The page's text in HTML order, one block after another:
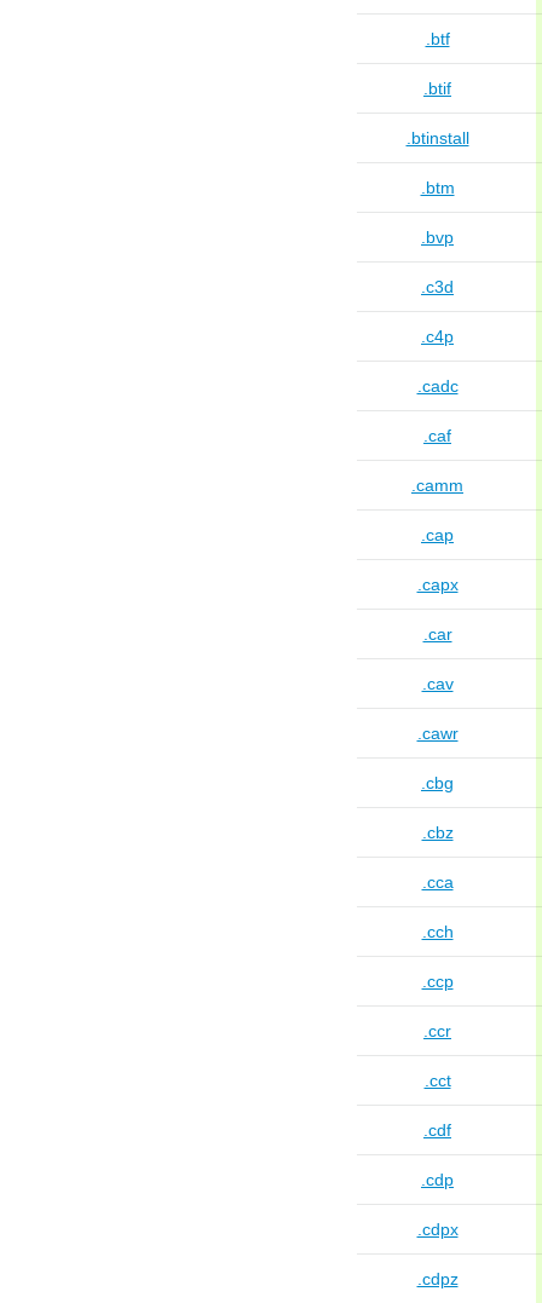
.btf
.btif
.btinstall
.btm
.bvp
.c3d
.c4p
.cadc
.caf
.camm
.cap
.capx
.car
.cav
.cawr
.cbg
.cbz
.cca
.cch
.ccp
.ccr
.cct
.cdf
.cdp
.cdpx
.cdpz